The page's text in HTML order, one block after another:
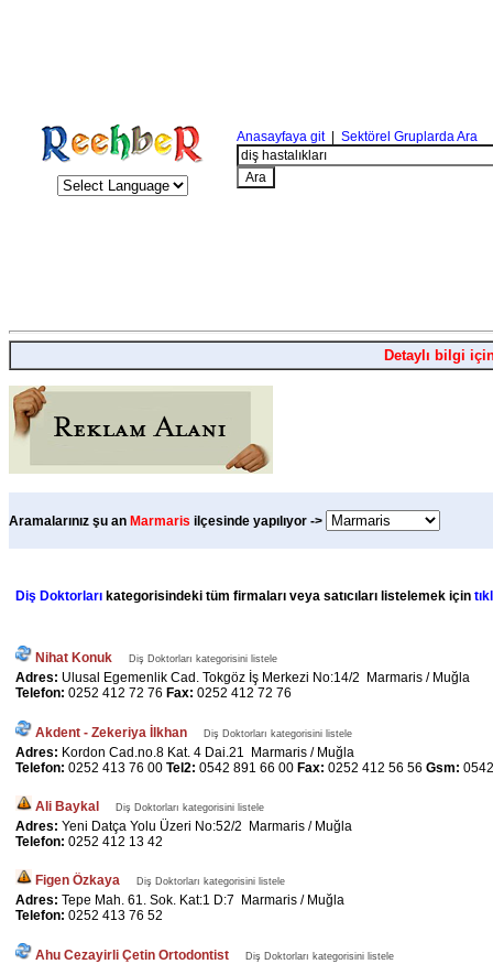
Anasayfaya git| Sektörel Gruplarda Ara
Detaylı bilgi
Aramalarınız şu an Marmaris ilçesinde yapılıyor ->
Diş Doktorları kategorisindeki tüm firmaları veya satıcıları listelemek için
Nihat Konuk Diş Doktorları kategorisini listele
Adres: Ulusal Egemenlik Cad. Tokgöz İş Merkezi No:14/2 Marmaris / Muğla
Telefon: 0252 412 72 76 Fax: 0252 412 72 76
Akdent - Zekeriya İlkhan Diş Doktorları kategorisini listele
Adres: Kordon Cad.no.8 Kat. 4 Dai.21 Marmaris / Muğla
Telefon: 0252 413 76 00 Tel2: 0542 891 66 00 Fax: 0252 412 56 56 Gsm:
Ali Baykal Diş Doktorları kategorisini listele
Adres: Yeni Datça Yolu Üzeri No:52/2 Marmaris / Muğla
Telefon: 0252 412 13 42
Figen Özkaya Diş Doktorları kategorisini listele
Adres: Tepe Mah. 61. Sok. Kat:1 D:7 Marmaris / Muğla
Telefon: 0252 413 76 52
Ahu Cezayirli Çetin Ortodontist Diş Doktorları kategorisini listele